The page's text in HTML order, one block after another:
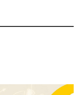
de Sevilla